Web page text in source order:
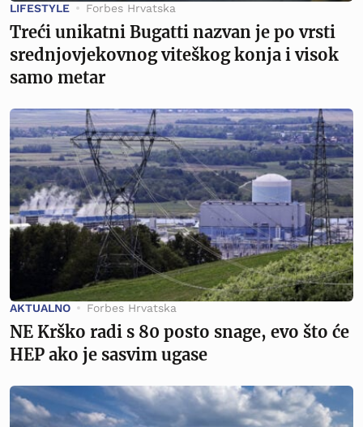
LIFESTYLE Forbes Hrvatska
Treći unikatni Bugatti nazvan je po vrsti
srednjovjekovnog viteškog konja i visok
samo metar
AKTUALNO Forbes Hrvatska
NE Krško radi s 80 posto snage, evo što će
HEP ako je sasvim ugase